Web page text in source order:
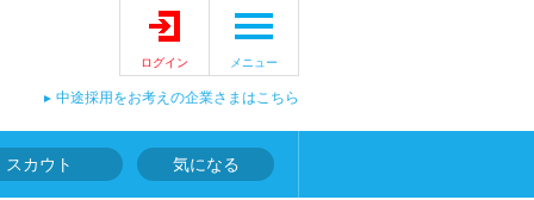
ログイン メニュー
中途採用をお考えの企業さまはこちら
スカウト 気になる